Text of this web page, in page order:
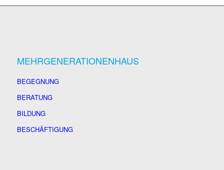
MEHRGENERATIONENHAUS
BEGEGNUNG
BERATUNG
BILDUNG
BESCHÄFTIGUNG